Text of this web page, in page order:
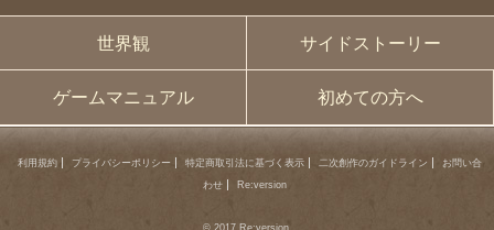
世界観 サイドストーリー
ゲームマニュアル 初めての方へ
利用規約 プライバシーポリシー 特定商取引法に基づく表示 二次創作のガイドライン
お問い合
わせ
Re:version